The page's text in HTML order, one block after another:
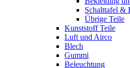
Schalttafel &
Übrige Teile
Kunststoff Teile
Luft und Airco
Blech
Gummi
Beleuchtung